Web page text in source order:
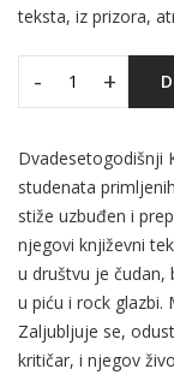
teksta, iz prizora,
- +
Dvadesetogodišnji
studenata
stiže uzbuđen i
njegovi književni
u društvu je čudan,
u piću i rock glazbi.
Zaljubljuje se,
kritičar, i njegov